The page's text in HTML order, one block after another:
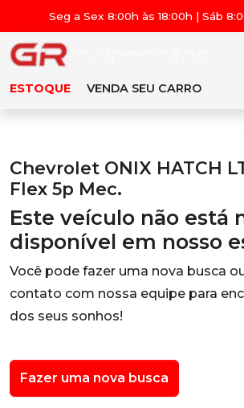
Seg a Sex 8:00h às 18:00h | Sáb
ESTOQUE VENDA SEU CARRO
Chevrolet ONIX HATCH
Flex 5p Mec.
Este veículo não está
disponível em nosso
Você pode fazer uma nova busca
contato com nossa equipe para
dos seus sonhos!
Fazer uma nova busca